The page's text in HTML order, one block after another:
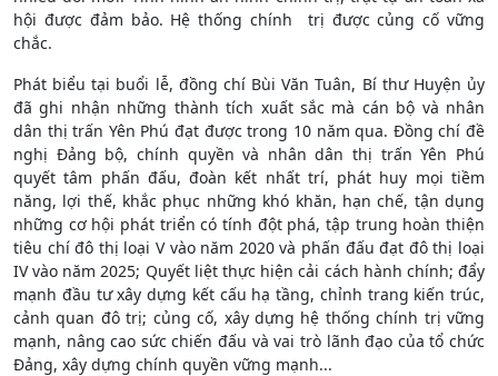
hội được đảm bảo. Hệ thống chính trị được củng cố vững
chắc.
Phát biểu tại buổi lễ, đồng chí Bùi Văn Tuân, Bí thư Huyện ủy
đã ghi nhận những thành tích xuất sắc mà cán bộ và nhân
dân thị trấn Yên Phú đạt được trong 10 năm qua. Đồng chí đề
nghị Đảng bộ, chính quyền và nhân dân thị trấn Yên Phú
quyết tâm phấn đấu, đoàn kết nhất trí, phát huy mọi tiềm
năng, lợi thế, khắc phục những khó khăn, hạn chế, tận dụng
những cơ hội phát triển có tính đột phá, tập trung hoàn thiện
tiêu chí đô thị loại V vào năm 2020 và phấn đấu đạt đô thị loại
IV vào năm 2025; Quyết liệt thực hiện cải cách hành chính; đẩy
mạnh đầu tư xây dựng kết cấu hạ tầng, chỉnh trang kiến trúc,
cảnh quan đô trị; củng cố, xây dựng hệ thống chính trị vững
mạnh, nâng cao sức chiến đấu và vai trò lãnh đạo của tổ chức
Đảng, xây dựng chính quyền vững mạnh...